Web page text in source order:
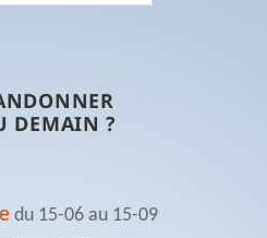
DEMAIN ?
du 15-06 au 15-09